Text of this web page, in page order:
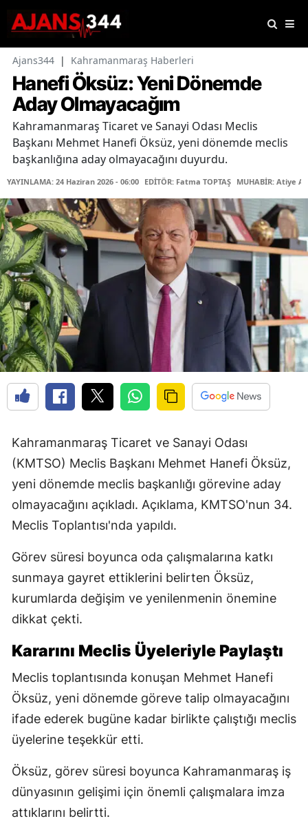
Ajans344 | Kahramanmaraş Haberleri
Hanefi Öksüz: Yeni Dönemde
Aday Olmayacağım
Kahramanmaraş Ticaret ve Sanayi Odası Meclis
Başkanı Mehmet Hanefi Öksüz, yeni dönemde meclis
başkanlığına aday olmayacağını duyurdu.
YAYINLAMA: 24 Haziran 2026 - 06:00 EDİTÖR: Fatma TOPTAŞ MUHABİR: Atiye
Kahramanmaraş Ticaret ve Sanayi Odası
(KMTSO) Meclis Başkanı Mehmet Hanefi Öksüz,
yeni dönemde meclis başkanlığı görevine aday
olmayacağını açıkladı. Açıklama, KMTSO'nun 34.
Meclis Toplantısı'nda yapıldı.
Görev süresi boyunca oda çalışmalarına katkı
sunmaya gayret ettiklerini belirten Öksüz,
kurumlarda değişim ve yenilenmenin önemine
dikkat çekti.
Kararını Meclis Üyeleriyle Paylaştı
Meclis toplantısında konuşan Mehmet Hanefi
Öksüz, yeni dönemde göreve talip olmayacağını
ifade ederek bugüne kadar birlikte çalıştığı meclis
üyelerine teşekkür etti.
Öksüz, görev süresi boyunca Kahramanmaraş iş
dünyasının gelişimi için önemli çalışmalara imza
attıklarını belirtti.